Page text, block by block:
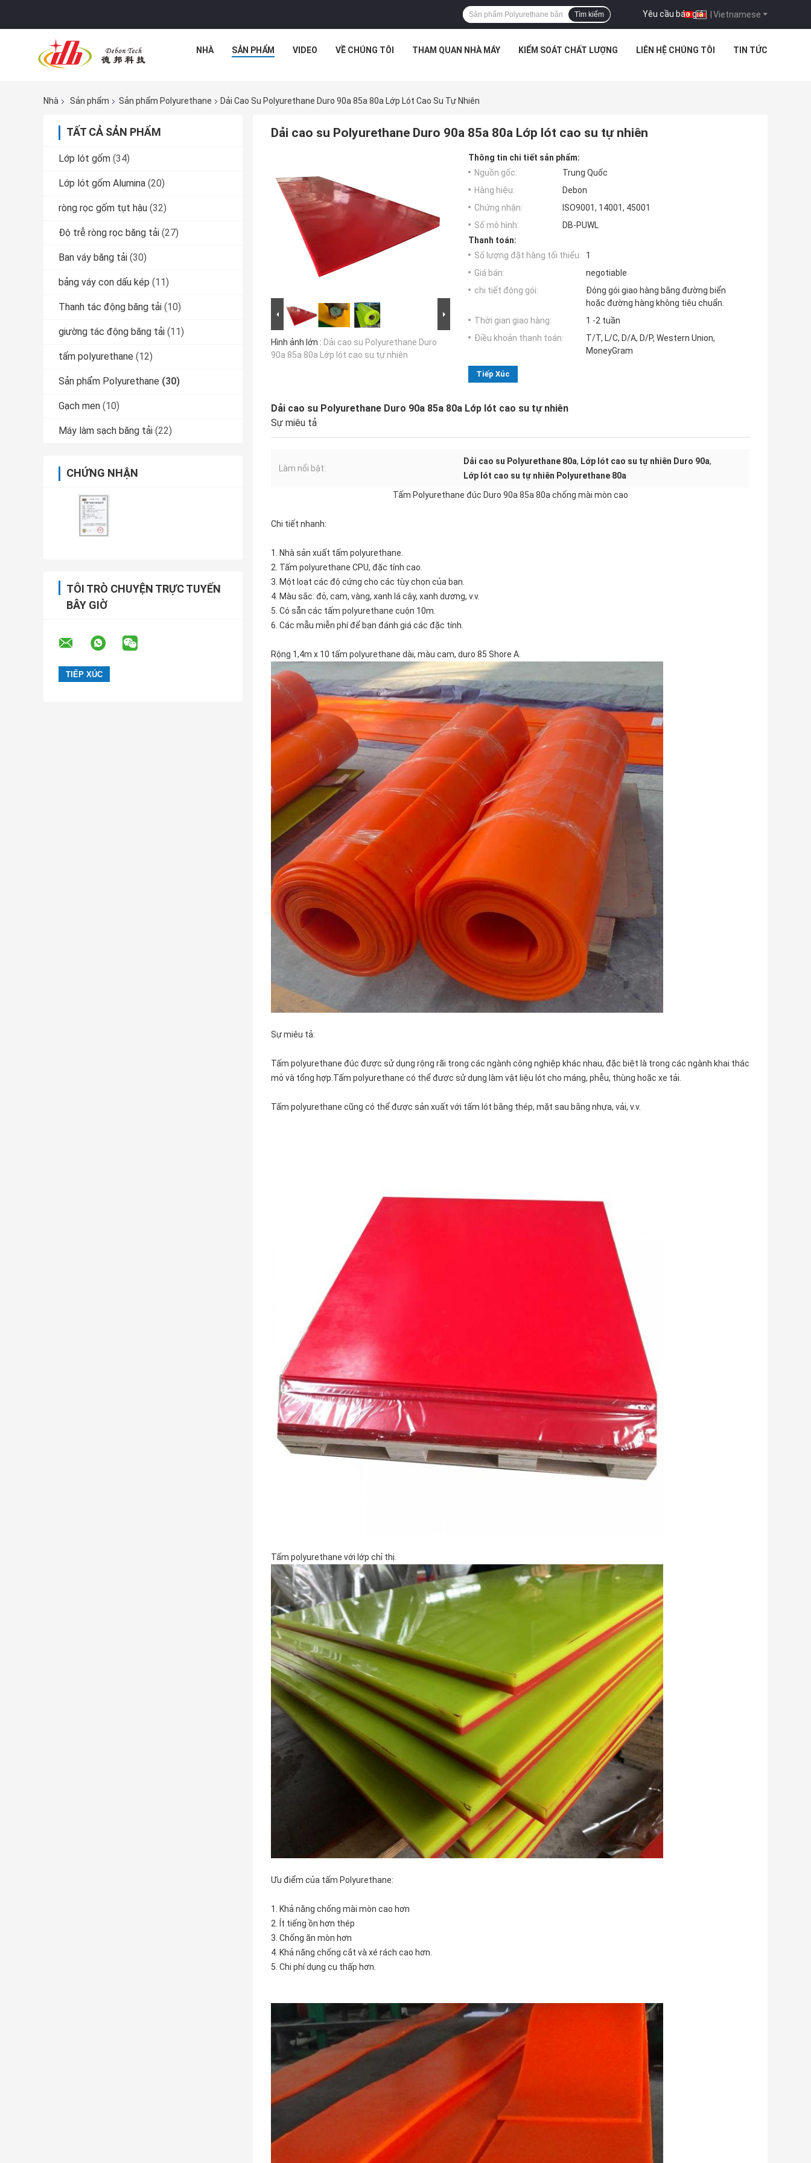
Vietnamese
Yêu cầu báo giá |
Tìm kiếm
NHÀ SẢN PHẨM VIDEO VỀ CHÚNG TÔI THAM QUAN NHÀ MÁY KIỂM SOÁT CHẤT LƯỢNG LIÊN HỆ CHÚNG TÔI TIN TỨC
Nhà Sản phẩm Sản phẩm Polyurethane Dải Cao Su Polyurethane Duro 90a 85a 80a Lớp Lót Cao Su Tự Nhiên
TẤT CẢ SẢN PHẨM
Lớp lót gốm (34)
Lớp lót gốm Alumina (20)
ròng rọc gốm tụt hậu (32)
Độ trễ ròng rọc băng tải (27)
Ban váy băng tải (30)
bảng váy con dấu kép (11)
Thanh tác động băng tải (10)
giường tác động băng tải (11)
tấm polyurethane (12)
Sản phẩm Polyurethane (30)
Gạch men (10)
Máy làm sạch băng tải (22)
CHỨNG NHẬN
TÔI TRÒ CHUYỆN TRỰC TUYẾN
BÂY GIỜ
Dải cao su Polyurethane Duro 90a 85a 80a Lớp lót cao su tự nhiên
Hình ảnh lớn : Dải cao su Polyurethane Duro
90a 85a 80a Lớp lót cao su tự nhiên
Thông tin chi tiết sản phẩm:
Nguồn gốc:
Trung Quốc
Hàng hiệu:
Debon
Chứng nhận:
ISO9001, 14001, 45001
Số mô hình:
DB-PUWL
Thanh toán:
Số lượng đặt hàng tối thiểu:
1
Giá bán:
negotiable
chi tiết đóng gói:
Đóng gói giao hàng bằng đường biển
hoặc đường hàng không tiêu chuẩn.
Thời gian giao hàng:
1 -2 tuần
Điều khoản thanh toán:
T/T, L/C, D/A, D/P, Western Union,
MoneyGram
Tiếp Xúc
Dải cao su Polyurethane Duro 90a 85a 80a Lớp lót cao su tự nhiên
Sự miêu tả
Làm nổi bật:
Dải cao su Polyurethane 80a, Lớp lót cao su tự nhiên Duro 90a,
Lớp lót cao su tự nhiên Polyurethane 80a
Tấm Polyurethane đúc Duro 90a 85a 80a chống mài mòn cao
Chi tiết nhanh:
1. Nhà sản xuất tấm polyurethane.
2. Tấm polyurethane CPU, đặc tính cao.
3. Một loạt các độ cứng cho các tùy chọn của bạn.
4. Màu sắc: đỏ, cam, vàng, xanh lá cây, xanh dương, v.v.
5. Có sẵn các tấm polyurethane cuộn 10m.
6. Các mẫu miễn phí để bạn đánh giá các đặc tính.
Rộng 1,4m x 10 tấm polyurethane dài, màu cam, duro 85 Shore A.
Sự miêu tả:
Tấm polyurethane đúc được sử dụng rộng rãi trong các ngành công nghiệp khác nhau, đặc biệt là trong các ngành khai thác
mỏ và tổng hợp.Tấm polyurethane có thể được sử dụng làm vật liệu lót cho máng, phễu, thùng hoặc xe tải.
Tấm polyurethane cũng có thể được sản xuất với tấm lót bằng thép, mặt sau bằng nhựa, vải, v.v.
Tấm polyurethane với lớp chỉ thị.
Ưu điểm của tấm Polyurethane:
1. Khả năng chống mài mòn cao hơn
2. Ít tiếng ồn hơn thép
3. Chống ăn mòn hơn
4. Khả năng chống cắt và xé rách cao hơn.
5. Chi phí dụng cụ thấp hơn.